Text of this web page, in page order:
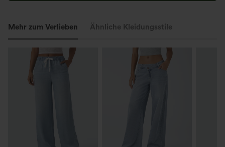
Mehr zum Verlieben Ähnliche Kleidungsstile